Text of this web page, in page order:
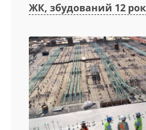
ЖК, збудований 12